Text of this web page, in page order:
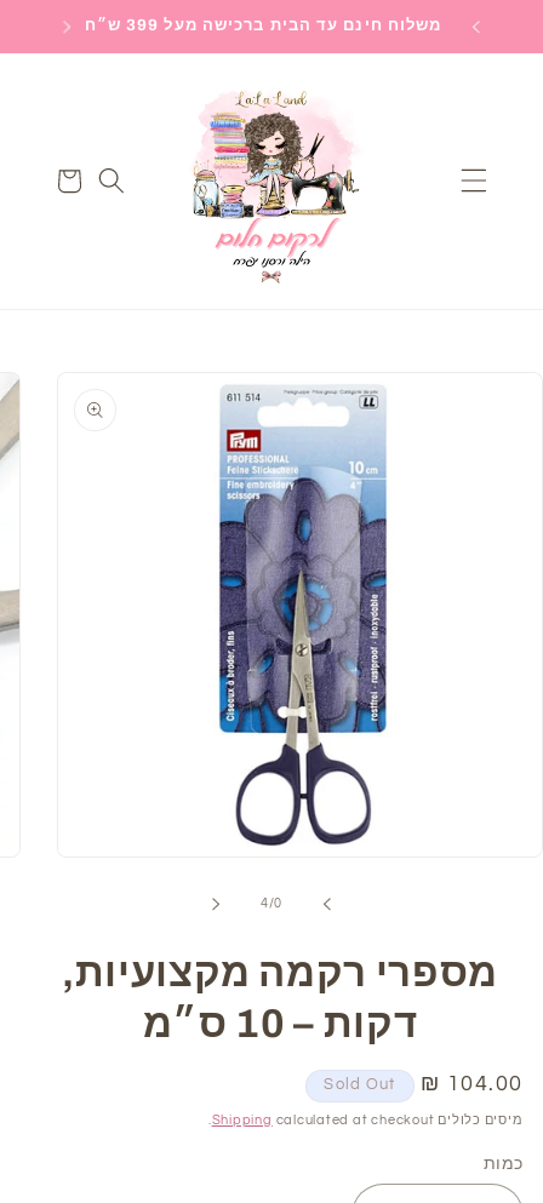
Skip to משלוח חינם עד הבית ברכישה מעל 399 ש״ח
עגלה
של
4
מספרי רקמה מקצועיות,
דקות – 10 ס״מ
מחיר
רגיל
104.00 ₪
Sold Out
מיסים כלולים Shippingcalculated at checkout.
כמות